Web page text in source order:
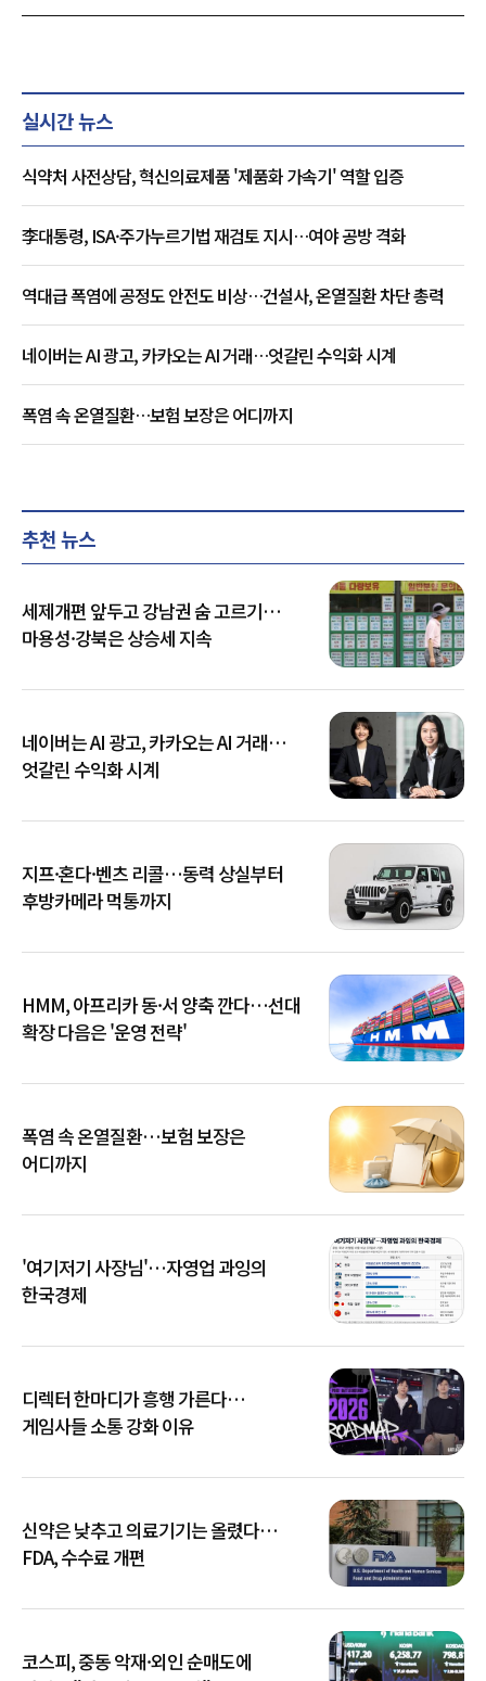
실시간 뉴스
식약처 사전상담, 혁신의료제품 '제품화 가속기' 역할 입증
李대통령, ISA·주가누르기법 재검토 지시…여야 공방 격화
역대급 폭염에 공정도 안전도 비상…건설사, 온열질환 차단 총력
네이버는 AI 광고, 카카오는 AI 거래…엇갈린 수익화 시계
폭염 속 온열질환…보험 보장은 어디까지
추천 뉴스
세제개편 앞두고 강남권 숨 고르기…
마용성·강북은 상승세 지속
네이버는 AI 광고, 카카오는 AI 거래…
엇갈린 수익화 시계
지프·혼다·벤츠 리콜…동력 상실부터
후방카메라 먹통까지
HMM, 아프리카 동·서 양축 깐다…선대
확장 다음은 '운영 전략'
폭염 속 온열질환…보험 보장은
어디까지
'여기저기 사장님'…자영업 과잉의
한국경제
디렉터 한마디가 흥행 가른다…
게임사들 소통 강화 이유
신약은 낮추고 의료기기는 올렸다…
FDA, 수수료 개편
코스피, 중동 악재·외인 순매도에